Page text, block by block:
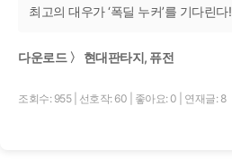
최고의 대우가 ‘폭딜 누커’를 기다린다!
다운로드 〉 현대판타지, 퓨전
조회수: 955 선호작: 60 좋아요: 0 연재글: 8